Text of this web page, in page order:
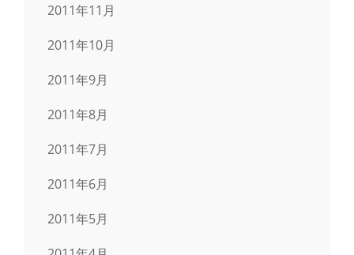
2011年11月
2011年10月
2011年9月
2011年8月
2011年7月
2011年6月
2011年5月